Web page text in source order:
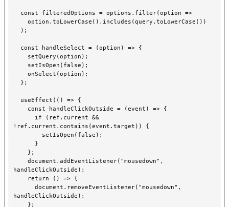
!ref.current.contains(event.target)) {
handleClickOutside);
handleClickOutside);